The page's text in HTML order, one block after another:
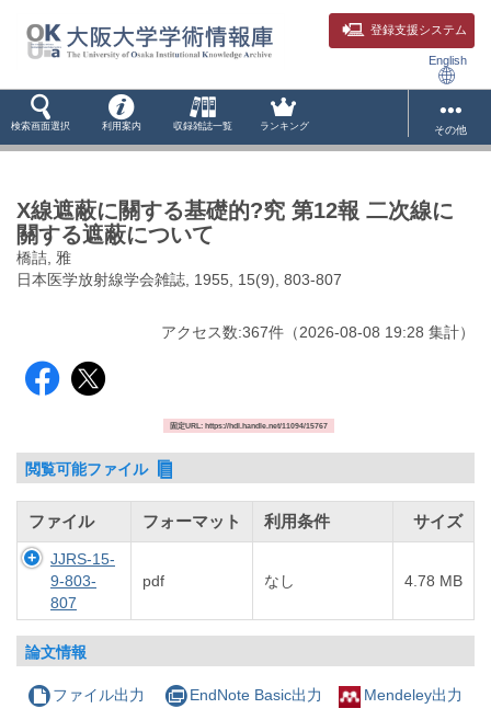
登録支援システム
English
検索画面選択 利用案内 収録雑誌一覧 ランキング その他
X線遮蔽に關する基礎的?究 第12報 二次線に
關する遮蔽について
橋詰, 雅
日本医学放射線学会雑誌, 1955, 15(9), 803-807
アクセス数:367件 （2026-08-08 19:28 集計）
固定URL: https://hdl.handle.net/11094/15767
閲覧可能ファイル
ファイル フォーマット 利用条件 サイズ
JJRS-15-
9-803-
807
pdf なし 4.78 MB
論文情報
ファイル出力 EndNote Basic出力 Mendeley出力